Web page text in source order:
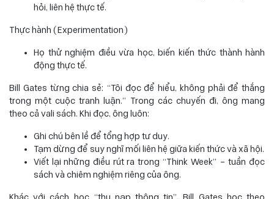
hỏi, liên hệ thực tế.
Thực hành (Experimentation)
Họ thử nghiệm điều vừa học, biến kiến thức thành hành
động thực tế.
Bill Gates từng chia sẻ: “Tôi đọc để hiểu, không phải để thắng
trong một cuộc tranh luận.” Trong các chuyến đi, ông mang
theo cả vali sách. Khi đọc, ông luôn:
Ghi chú bên lề để tổng hợp tư duy.
Tạm dừng để suy nghĩ mối liên hệ giữa kiến thức và xã hội.
Viết lại những điều rút ra trong “Think Week” – tuần đọc
sách và chiêm nghiệm riêng của ông.